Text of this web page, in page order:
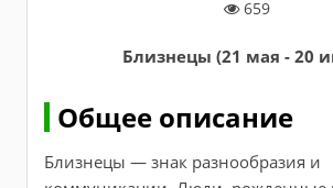
659
Близнецы (21 мая - 20
Общее описание
Близнецы — знак разнообразия и